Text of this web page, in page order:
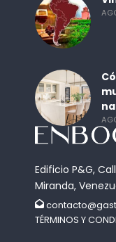
Edificio P&G,
Miranda,
TÉRMINOS Y